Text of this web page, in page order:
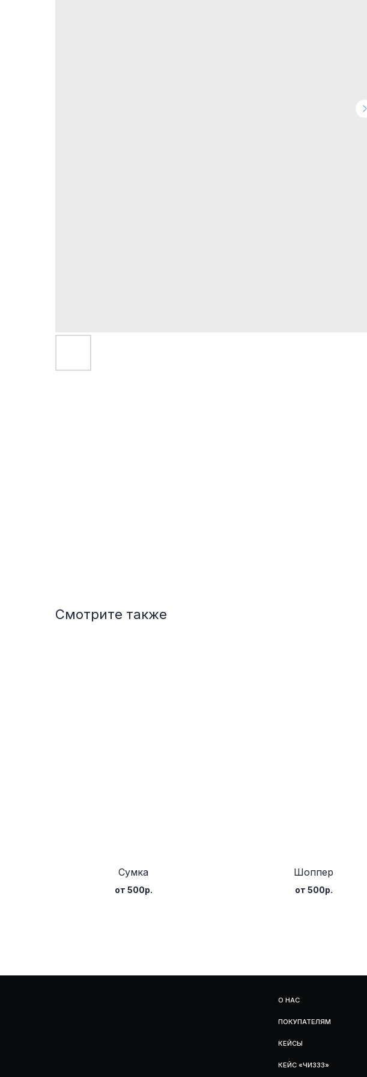
Смотрите также
Сумка
от 500р.
Шоппер
от 500р.